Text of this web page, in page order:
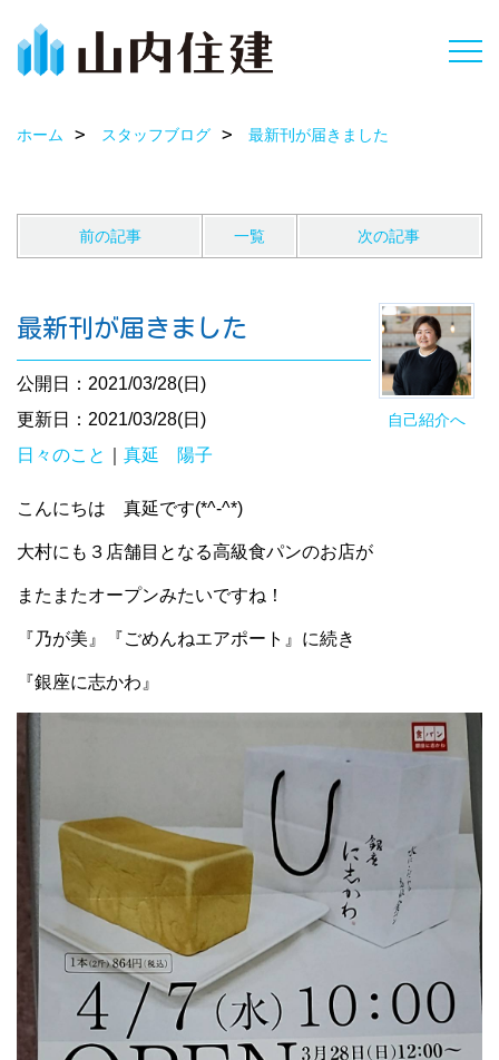
ホーム スタッフブログ 最新刊が届きました
前の記事 一覧 次の記事
自己紹介へ
最新刊が届きました
公開日：2021/03/28(日)
更新日：2021/03/28(日)
日々のこと
真延 陽子
こんにちは 真延です(*^-^*)
大村にも３店舗目となる高級食パンのお店が
またまたオープンみたいですね！
『乃が美』『ごめんねエアポート』に続き
『銀座に志かわ』